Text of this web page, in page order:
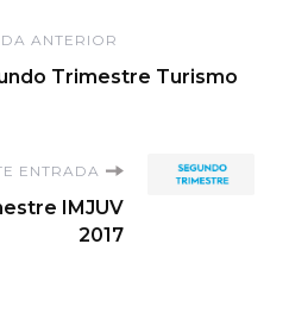
ANTERIOR
Trimestre Turismo
ENTRADA
IMJUV
2017